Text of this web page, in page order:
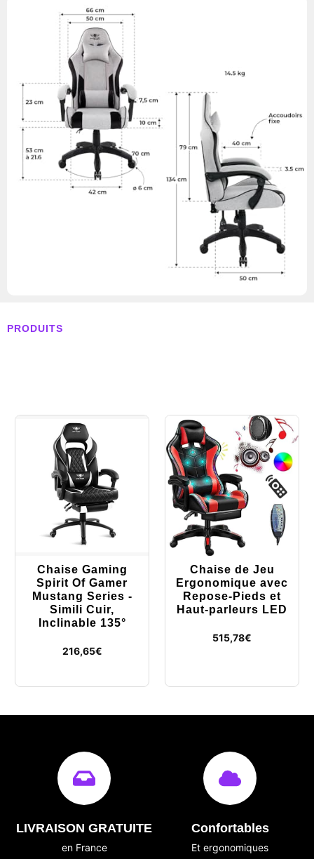
PRODUITS
Chaise Gaming
Spirit Of Gamer
Mustang Series -
Simili Cuir,
Inclinable 135°
216,65€
Chaise de Jeu
Ergonomique avec
Repose-Pieds et
Haut-parleurs LED
515,78€
LIVRAISON GRATUITE
en France
Confortables
Et ergonomiques